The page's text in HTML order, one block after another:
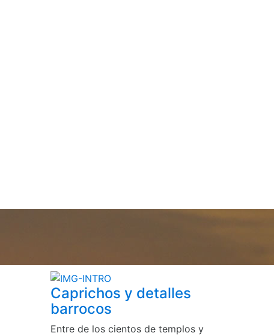
Caprichos y detalles
barrocos
Entre de los cientos de templos y